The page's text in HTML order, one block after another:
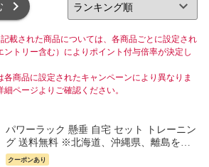
記載された商品については、各商品ごとに設定され
ントリー含む）によりポイント付与倍率が決定し
商品に設定されたキャンペーンにより異なりま
ページよりご確認ください。
パワーラック 懸垂 自宅 セット トレーニン
グ 送料無料 ※北海道、沖縄県、離島を除
く 【ロジ発送】 トラベルソムリエ w-tre5
クーポンあり